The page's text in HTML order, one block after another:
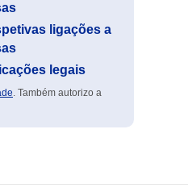
ligações a
legais
. Também autorizo a